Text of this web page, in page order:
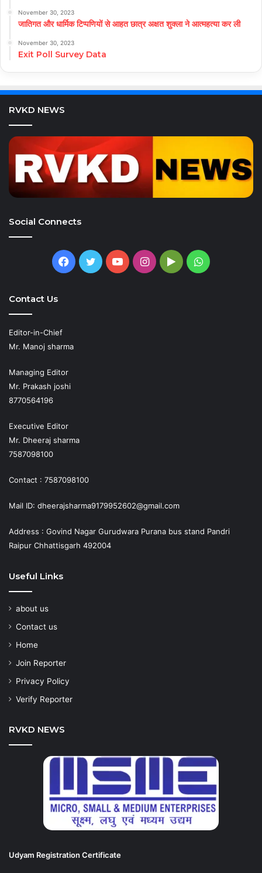
November 30, 2023
जातिगत और धार्मिक टिप्पणियों से आहत छात्र अक्षत शुक्ला ने आत्महत्या कर ली
November 30, 2023
Exit Poll Survey Data
RVKD NEWS
Social Connects
Facebook
TwitterYouTubeInstagram
GoogleWhatsApp
Contact Us
Editor-in-Chief
Mr. Manoj sharma
Managing Editor
Mr. Prakash joshi
8770564196
Executive Editor
Mr. Dheeraj sharma
7587098100
Contact : 7587098100
Mail ID: dheerajsharma9179952602@gmail.com
Address : Govind Nagar Gurudwara Purana bus stand Pandri
Raipur Chhattisgarh 492004
Useful Links
about us
Contact us
Home
Join Reporter
Privacy Policy
Verify Reporter
RVKD NEWS
Udyam Registration Certificate